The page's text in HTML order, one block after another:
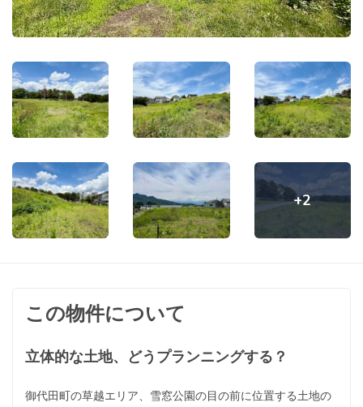
+2
この物件について
立体的な土地、どうプランニングする？
御代田町の草越エリア、雪窓公園の目の前に位置する土地の